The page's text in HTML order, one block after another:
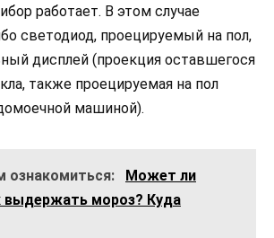
работает. В этом случае
светодиод, проецируемый на пол,
дисплей (проекция оставшегося
также проецируемая на пол
машиной).
ознакомиться:
Может ли
выдержать мороз? Куда